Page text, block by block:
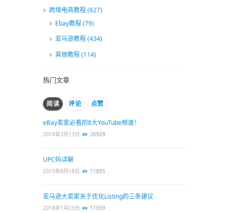
跨境电商教程(627)
Ebay教程(79)
亚马逊教程(434)
其他教程(114)
热门文章
阅读 评论 点赞
eBay卖家必看的8大YouTube频道！
2019年3月13日 26929
UPC码详解
2015年8月18日 11855
亚马逊大卖家关于优化Listing的三条建议
2018年1月23日 11559